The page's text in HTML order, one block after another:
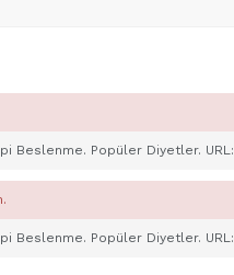
Beslenme. Popüler Diyetler. URL:
Beslenme. Popüler Diyetler. URL: